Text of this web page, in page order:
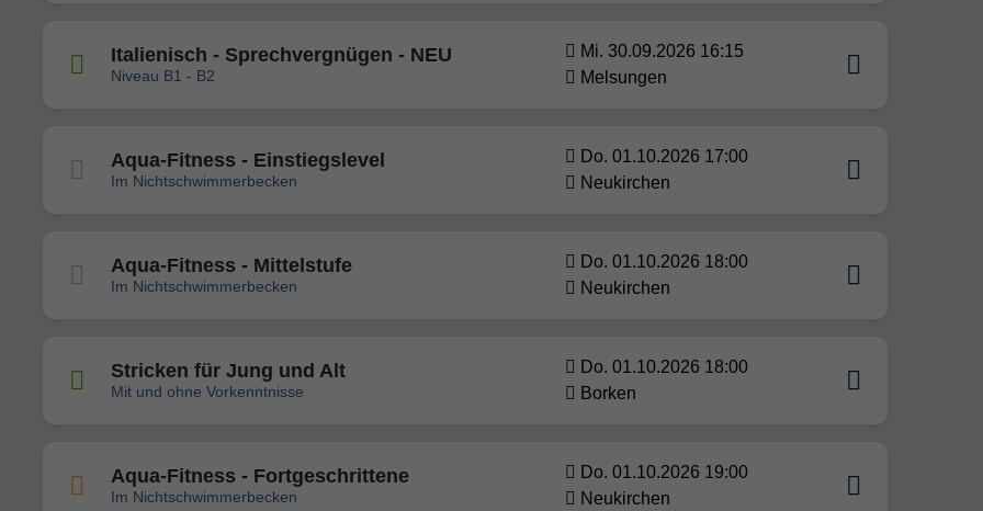
Italienisch - Sprechvergnügen - NEU
Niveau B1 - B2
Mi. 30.09.2026 16:15
Melsungen
Aqua-Fitness - Einstiegslevel
Im Nichtschwimmerbecken
Do. 01.10.2026 17:00
Neukirchen
Aqua-Fitness - Mittelstufe
Im Nichtschwimmerbecken
Do. 01.10.2026 18:00
Neukirchen
Stricken für Jung und Alt
Mit und ohne Vorkenntnisse
Do. 01.10.2026 18:00
Borken
Aqua-Fitness - Fortgeschrittene
Im Nichtschwimmerbecken
Do. 01.10.2026 19:00
Neukirchen